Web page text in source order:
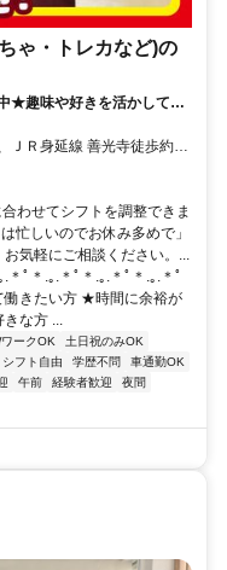
ゃ・トレカなど)の
★趣味や好きを活かして楽
ＪＲ身延線 善光寺徒歩約35
わせてシフトを調整できま
忙しいのでお休み多めで」
お気軽にご相談ください。...
ﾟ＊.｡.＊ﾟ＊.｡.＊ﾟ＊.｡.＊ﾟ
きたい方 ★時間に余裕が
な方 ...
ークOK
土日祝のみOK
シフト自由 学歴不問
車通勤OK
午前 経験者歓迎
夜間